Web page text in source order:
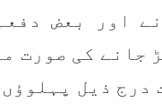
اور بعض
جانے کی صورت
درج ذیل